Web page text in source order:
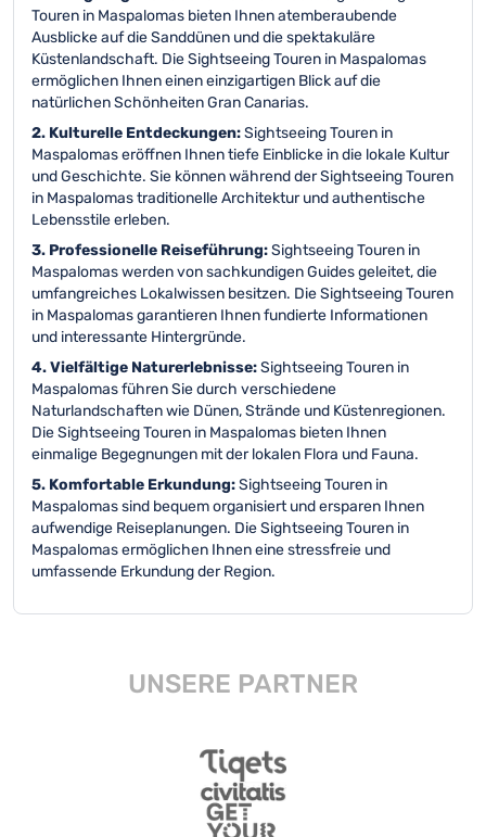
Touren in Maspalomas bieten Ihnen atemberaubende
Ausblicke auf die Sanddünen und die spektakuläre
Küstenlandschaft. Die Sightseeing Touren in Maspalomas
ermöglichen Ihnen einen einzigartigen Blick auf die
natürlichen Schönheiten Gran Canarias.
2. Kulturelle Entdeckungen:Sightseeing Touren in
Maspalomas eröffnen Ihnen tiefe Einblicke in die lokale Kultur
und Geschichte. Sie können während der Sightseeing Touren
in Maspalomas traditionelle Architektur und authentische
Lebensstile erleben.
3. Professionelle Reiseführung:Sightseeing Touren in
Maspalomas werden von sachkundigen Guides geleitet, die
umfangreiches Lokalwissen besitzen. Die Sightseeing Touren
in Maspalomas garantieren Ihnen fundierte Informationen
und interessante Hintergründe.
4. Vielfältige Naturerlebnisse:Sightseeing Touren in
Maspalomas führen Sie durch verschiedene
Naturlandschaften wie Dünen, Strände und Küstenregionen.
Die Sightseeing Touren in Maspalomas bieten Ihnen
einmalige Begegnungen mit der lokalen Flora und Fauna.
5. Komfortable Erkundung:Sightseeing Touren in
Maspalomas sind bequem organisiert und ersparen Ihnen
aufwendige Reiseplanungen. Die Sightseeing Touren in
Maspalomas ermöglichen Ihnen eine stressfreie und
umfassende Erkundung der Region.
UNSERE PARTNER